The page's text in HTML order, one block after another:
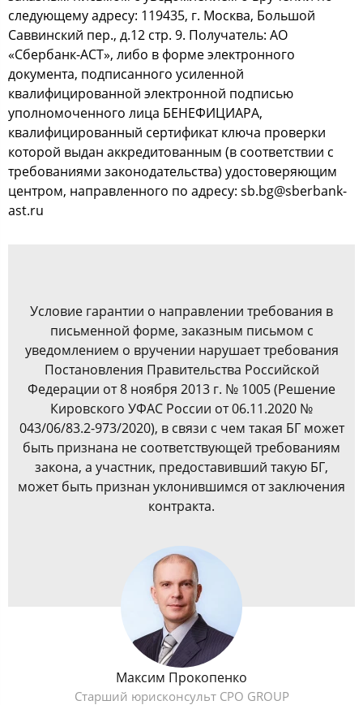
следующему адресу: 119435, г. Москва, Большой
Саввинский пер., д.12 стр. 9. Получатель: АО
«Сбербанк-АСТ», либо в форме электронного
документа, подписанного усиленной
квалифицированной электронной подписью
уполномоченного лица БЕНЕФИЦИАРА,
квалифицированный сертификат ключа проверки
которой выдан аккредитованным (в соответствии с
требованиями законодательства) удостоверяющим
центром, направленного по адресу: sb.bg@sberbank-
ast.ru
Условие гарантии о направлении требования в
письменной форме, заказным письмом с
уведомлением о вручении нарушает требования
Постановления Правительства Российской
Федерации от 8 ноября 2013 г. № 1005 (Решение
Кировского УФАС России от 06.11.2020 №
043/06/83.2-973/2020), в связи с чем такая БГ может
быть признана не соответствующей требованиям
закона, а участник, предоставивший такую БГ,
может быть признан уклонившимся от заключения
контракта.
Максим Прокопенко
Старший юрисконсульт CPO GROUP